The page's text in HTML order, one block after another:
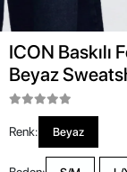
ICON Baskılı
Beyaz
Renk: Beyaz